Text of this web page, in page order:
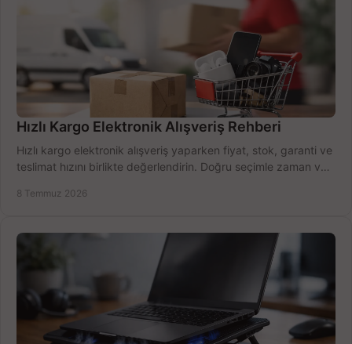
Hızlı Kargo Elektronik Alışveriş Rehberi
Hızlı kargo elektronik alışveriş yaparken fiyat, stok, garanti ve
teslimat hızını birlikte değerlendirin. Doğru seçimle zaman ve
8 Temmuz 2026